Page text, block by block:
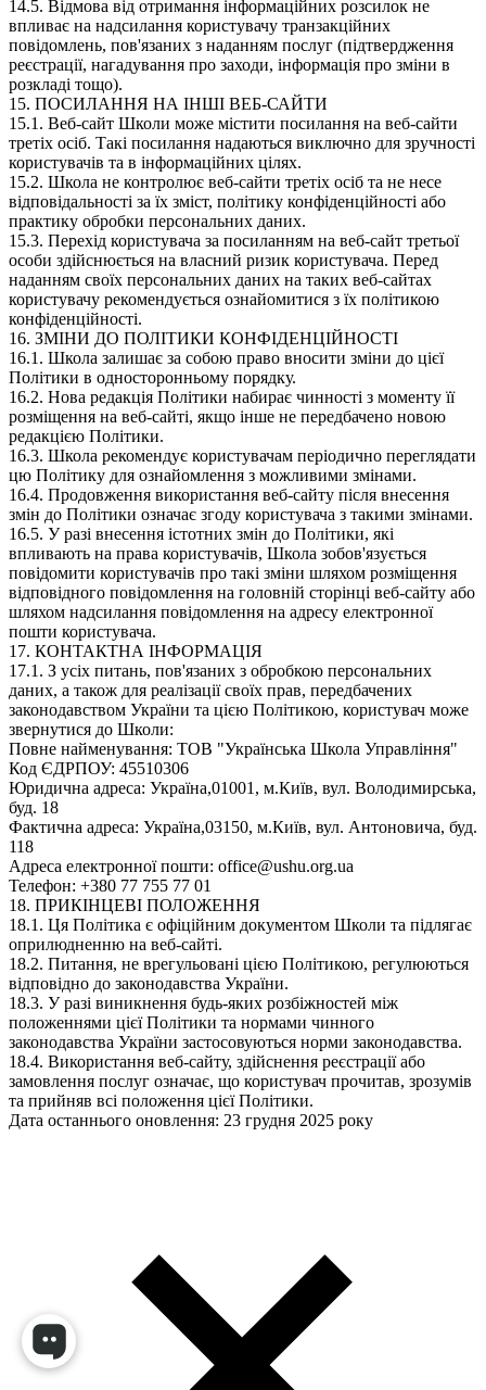
14.5. Відмова від отримання інформаційних розсилок не
впливає на надсилання користувачу транзакційних
повідомлень, пов'язаних з наданням послуг (підтвердження
реєстрації, нагадування про заходи, інформація про зміни в
розкладі тощо).
15. ПОСИЛАННЯ НА ІНШІ ВЕБ-САЙТИ
15.1. Веб-сайт Школи може містити посилання на веб-сайти
третіх осіб. Такі посилання надаються виключно для зручності
користувачів та в інформаційних цілях.
15.2. Школа не контролює веб-сайти третіх осіб та не несе
відповідальності за їх зміст, політику конфіденційності або
практику обробки персональних даних.
15.3. Перехід користувача за посиланням на веб-сайт третьої
особи здійснюється на власний ризик користувача. Перед
наданням своїх персональних даних на таких веб-сайтах
користувачу рекомендується ознайомитися з їх політикою
конфіденційності.
16. ЗМІНИ ДО ПОЛІТИКИ КОНФІДЕНЦІЙНОСТІ
16.1. Школа залишає за собою право вносити зміни до цієї
Політики в односторонньому порядку.
16.2. Нова редакція Політики набирає чинності з моменту її
розміщення на веб-сайті, якщо інше не передбачено новою
редакцією Політики.
16.3. Школа рекомендує користувачам періодично переглядати
цю Політику для ознайомлення з можливими змінами.
16.4. Продовження використання веб-сайту після внесення
змін до Політики означає згоду користувача з такими змінами.
16.5. У разі внесення істотних змін до Політики, які
впливають на права користувачів, Школа зобов'язується
повідомити користувачів про такі зміни шляхом розміщення
відповідного повідомлення на головній сторінці веб-сайту або
шляхом надсилання повідомлення на адресу електронної
пошти користувача.
17. КОНТАКТНА ІНФОРМАЦІЯ
17.1. З усіх питань, пов'язаних з обробкою персональних
даних, а також для реалізації своїх прав, передбачених
законодавством України та цією Політикою, користувач може
звернутися до Школи:
Повне найменування: ТОВ "Українська Школа Управління"
Код ЄДРПОУ: 45510306
Юридична адреса: Україна,01001, м.Київ, вул. Володимирська,
буд. 18
Фактична адреса: Україна,03150, м.Київ, вул. Антоновича, буд.
118
Адреса електронної пошти: office@ushu.org.ua
Телефон: +380 77 755 77 01
18. ПРИКІНЦЕВІ ПОЛОЖЕННЯ
18.1. Ця Політика є офіційним документом Школи та підлягає
оприлюдненню на веб-сайті.
18.2. Питання, не врегульовані цією Політикою, регулюються
відповідно до законодавства України.
18.3. У разі виникнення будь-яких розбіжностей між
положеннями цієї Політики та нормами чинного
законодавства України застосовуються норми законодавства.
18.4. Використання веб-сайту, здійснення реєстрації або
замовлення послуг означає, що користувач прочитав, зрозумів
та прийняв всі положення цієї Політики.
Дата останнього оновлення: 23 грудня 2025 року